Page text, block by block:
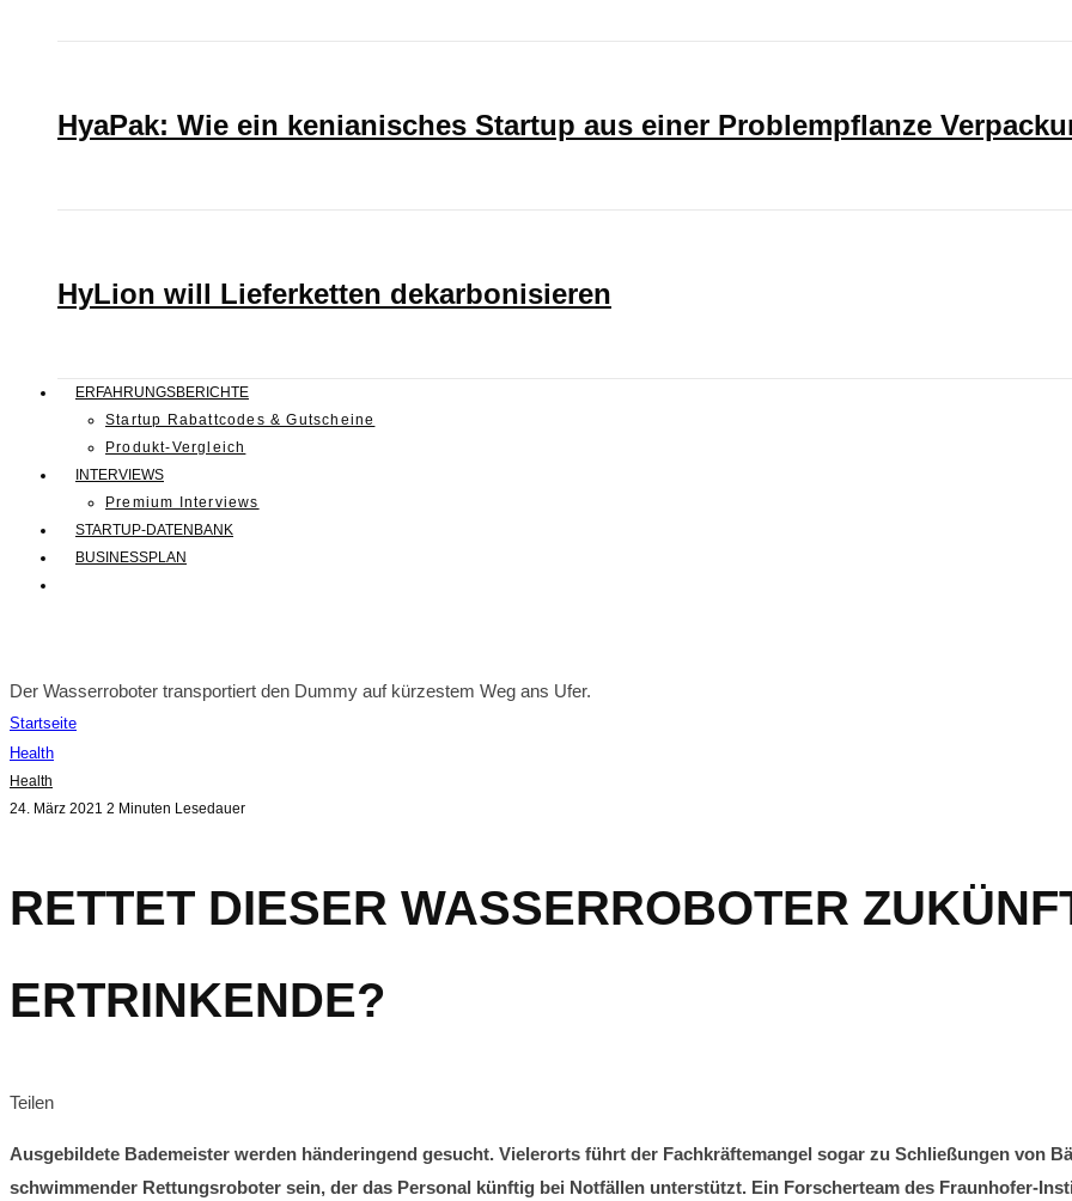
HyaPak: Wie ein kenianisches Startup aus einer Problempflanze
HyLion will Lieferketten dekarbonisieren
ERFAHRUNGSBERICHTE
Startup Rabattcodes & Gutscheine
Produkt-Vergleich
INTERVIEWS
Premium Interviews
STARTUP-DATENBANK
BUSINESSPLAN
Der Wasserroboter transportiert den Dummy auf kürzestem Weg ans Ufer.
Startseite
Health
Health
24. März 2021 2 Minuten Lesedauer
RETTET DIESER WASSERROBOTER
ERTRINKENDE?
Teilen
Ausgebildete Bademeister werden händeringend gesucht. Vielerorts führt der Fachkräftemangel sogar zu Schließungen von
schwimmender Rettungsroboter sein, der das Personal künftig bei Notfällen unterstützt. Ein Forscherteam des Fraunhofer-